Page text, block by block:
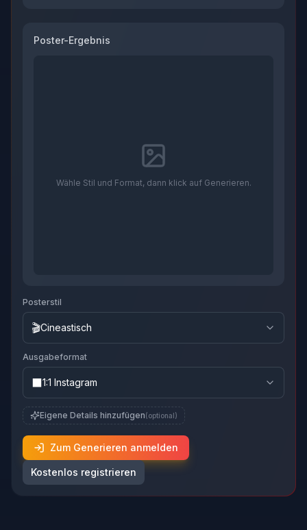
Poster-Ergebnis
Wähle Stil und Format, dann klick auf Generieren.
Posterstil
🎬Cineastisch
Ausgabeformat
⬛1:1 Instagram
Eigene Details hinzufügen(optional)
Zum Generieren anmelden
Kostenlos registrieren